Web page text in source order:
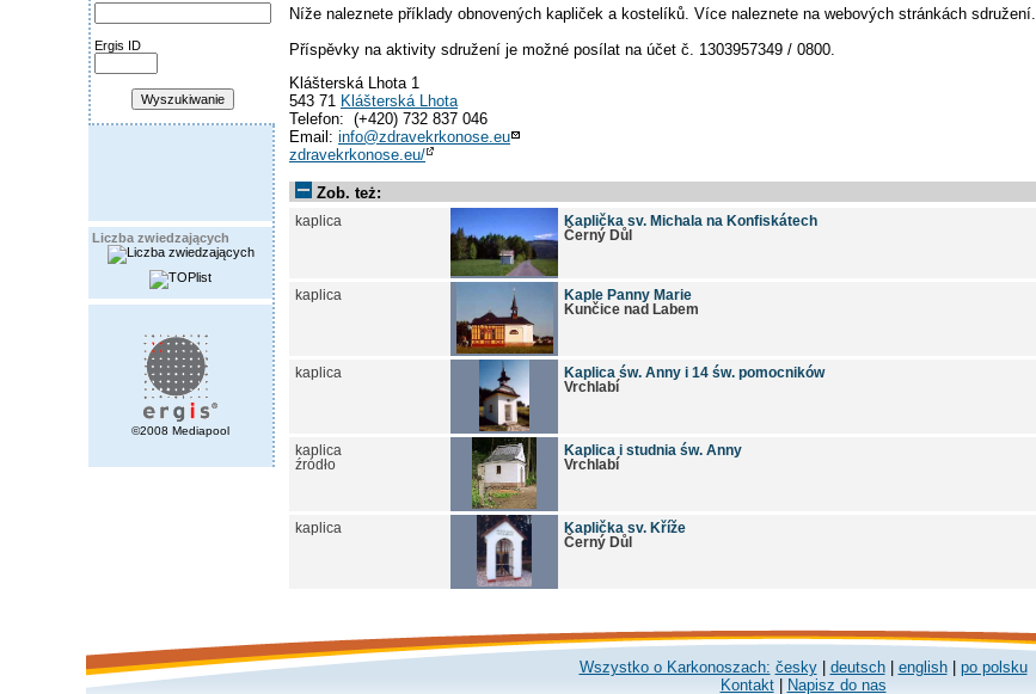
Ergis ID
Liczba zwiedzających
©2008 Mediapool
Níže naleznete příklady obnovených kapliček a kostelíků. Více naleznete na webových stránkách sdružení.
Příspěvky na aktivity sdružení je možné posílat na účet č. 1303957349 / 0800.
Klášterská Lhota 1
543 71 Klášterská Lhota
Telefon: (+420) 732 837 046
Email: info@zdravekrkonose.eu
zdravekrkonose.eu/
Zob. też:
kaplica
Kaplička sv. Michala na Konfiskátech
Černý Důl
kaplica
Kaple Panny Marie
Kunčice nad Labem
kaplica
Kaplica św. Anny i 14 św. pomocników
Vrchlabí
kaplica
źródło
Kaplica i studnia św. Anny
Vrchlabí
kaplica
Kaplička sv. Kříže
Černý Důl
Wszystko o Karkonoszach: česky| deutsch| english| po polsku
Kontakt| Napisz do nas